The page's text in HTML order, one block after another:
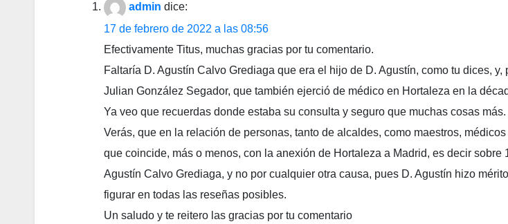
admin dice:
17 de febrero de 2022 a las 08:56
Efectivamente Titus, muchas gracias por tu comentario.
Faltaría D. Agustín Calvo Grediaga que era el hijo de D. Agustín, como tu dices, y,
Julian González Segador, que también ejerció de médico en Hortaleza en la
Ya veo que recuerdas donde estaba su consulta y seguro que muchas cosas más.
Verás, que en la relación de personas, tanto de alcaldes, como maestros,
que coincide, más o menos, con la anexión de Hortaleza a Madrid, es decir sobre
Agustín Calvo Grediaga, y no por cualquier otra causa, pues D. Agustín hizo
figurar en todas las reseñas posibles.
Un saludo y te reitero las gracias por tu comentario